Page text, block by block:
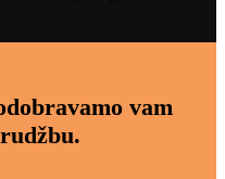
vam